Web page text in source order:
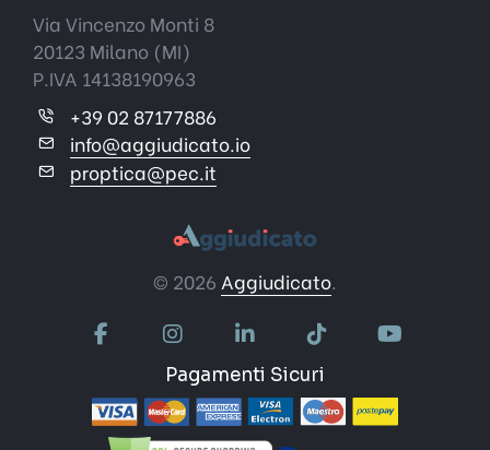
© 2026 Aggiudicato.
Pagamenti Sicuri
Via Vincenzo Monti 8
20123 Milano (MI)
P.IVA 14138190963
+39 02 87177886
info@aggiudicato.io
proptica@pec.it